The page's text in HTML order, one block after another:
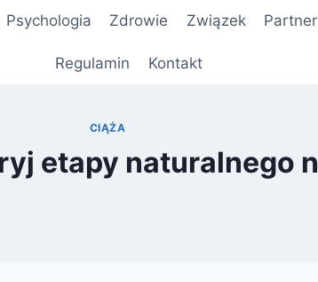
Psychologia Zdrowie Związek
Regulamin Kontakt
CIĄŻA
etapy naturalnego